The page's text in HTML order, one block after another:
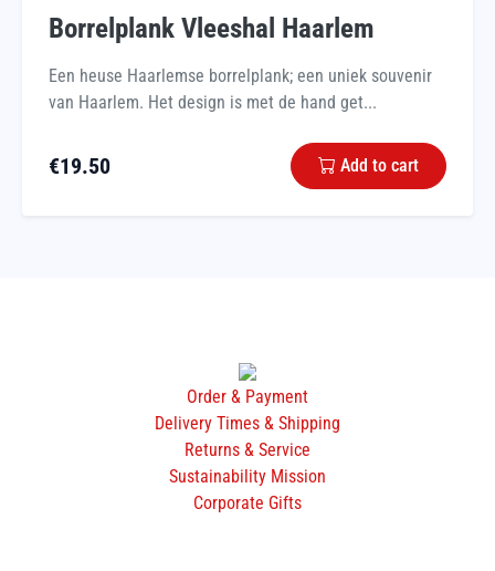
Borrelplank Vleeshal Haarlem
Een heuse Haarlemse borrelplank; een uniek souvenir
van Haarlem. Het design is met de hand get...
€19.50 Add to cart
Order & Payment
Delivery Times & Shipping
Returns & Service
Sustainability Mission
Corporate Gifts